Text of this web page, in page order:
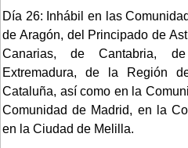
Día 26: Inhábil en las
de Aragón, del Principado de
Canarias, de Cantabria,
Extremadura, de la Región
Cataluña, así como en la
Comunidad de Madrid, en la
en la Ciudad de Melilla.